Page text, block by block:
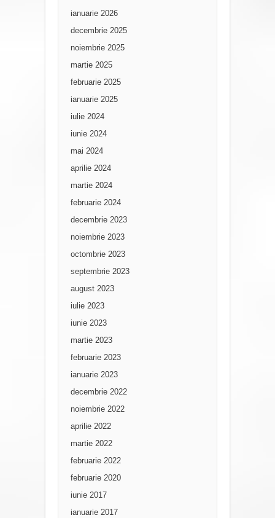
ianuarie 2026
decembrie 2025
noiembrie 2025
martie 2025
februarie 2025
ianuarie 2025
iulie 2024
iunie 2024
mai 2024
aprilie 2024
martie 2024
februarie 2024
decembrie 2023
noiembrie 2023
octombrie 2023
septembrie 2023
august 2023
iulie 2023
iunie 2023
martie 2023
februarie 2023
ianuarie 2023
decembrie 2022
noiembrie 2022
aprilie 2022
martie 2022
februarie 2022
februarie 2020
iunie 2017
ianuarie 2017